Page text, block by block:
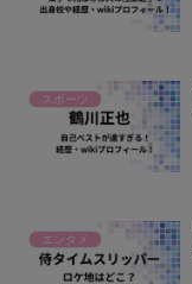
スポーツ
エンタメ